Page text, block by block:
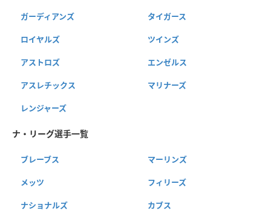
ガーディアンズ タイガース
ロイヤルズ ツインズ
アストロズ エンゼルス
アスレチックス マリナーズ
レンジャーズ
ナ・リーグ選手一覧
ブレーブス マーリンズ
メッツ フィリーズ
ナショナルズ カブス